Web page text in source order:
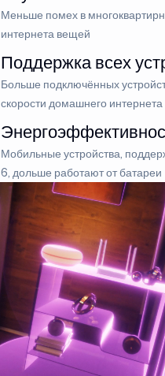
Меньше помех в
интернета вещей
Поддержка всех
Больше подключённых
скорости домашнего интернета
Мобильные устройства,
6, дольше работают от батареи